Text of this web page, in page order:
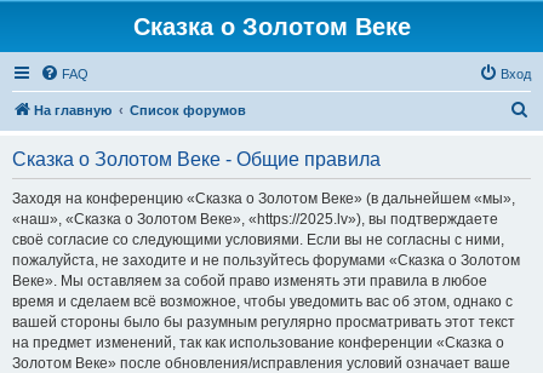
Сказка о Золотом Веке
FAQ Вход
На главную Список форумов
Сказка о Золотом Веке - Общие правила
Заходя на конференцию «Сказка о Золотом Веке» (в дальнейшем «мы»,
«наш», «Сказка о Золотом Веке», «https://2025.lv»), вы подтверждаете
своё согласие со следующими условиями. Если вы не согласны с ними,
пожалуйста, не заходите и не пользуйтесь форумами «Сказка о Золотом
Веке». Мы оставляем за собой право изменять эти правила в любое
время и сделаем всё возможное, чтобы уведомить вас об этом, однако с
вашей стороны было бы разумным регулярно просматривать этот текст
на предмет изменений, так как использование конференции «Сказка о
Золотом Веке» после обновления/исправления условий означает ваше